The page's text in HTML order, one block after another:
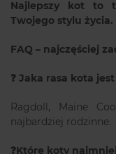
Najlepszy kot to
Twojego stylu życia.
FAQ – najczęściej
❓ Jaka rasa kota
Ragdoll, Maine
najbardziej rodzinne.
❓Które koty